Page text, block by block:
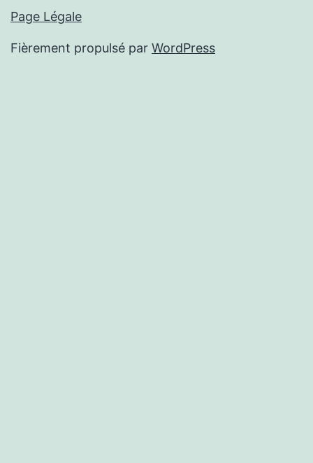
Page Légale
Fièrement propulsé par WordPress